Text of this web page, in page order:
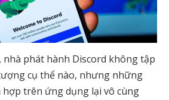
nhà phát hành Discord không tập
cụ thể nào, nhưng những
trên ứng dụng lại vô cùng